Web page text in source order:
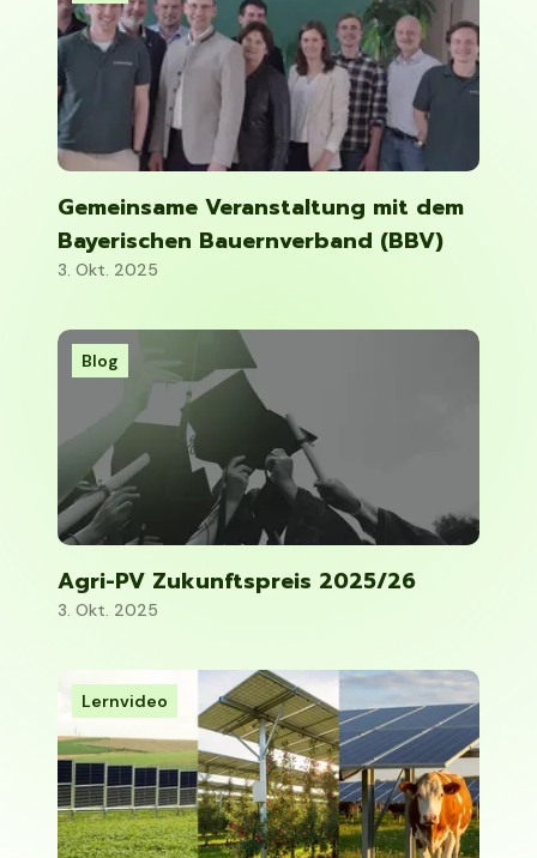
Gemeinsame Veranstaltung mit dem
Bayerischen Bauernverband (BBV)
3. Okt. 2025
Blog
Agri-PV Zukunftspreis 2025/26
3. Okt. 2025
Lernvideo